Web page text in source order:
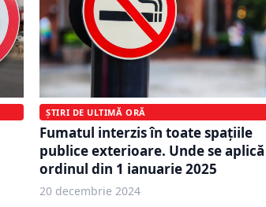
ȘTIRI DE ULTIMĂ ORĂ
Fumatul interzis în toate spațiile
publice exterioare. Unde se aplică
ordinul din 1 ianuarie 2025
20 decembrie 2024